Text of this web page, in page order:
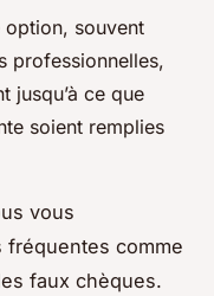
option, souvent
professionnelles,
jusqu’à ce que
soient remplies
vous
comme
faux chèques.